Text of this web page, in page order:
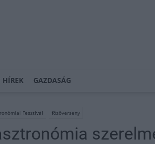
HÍREK GAZDASÁG
Fesztivál főzőverseny